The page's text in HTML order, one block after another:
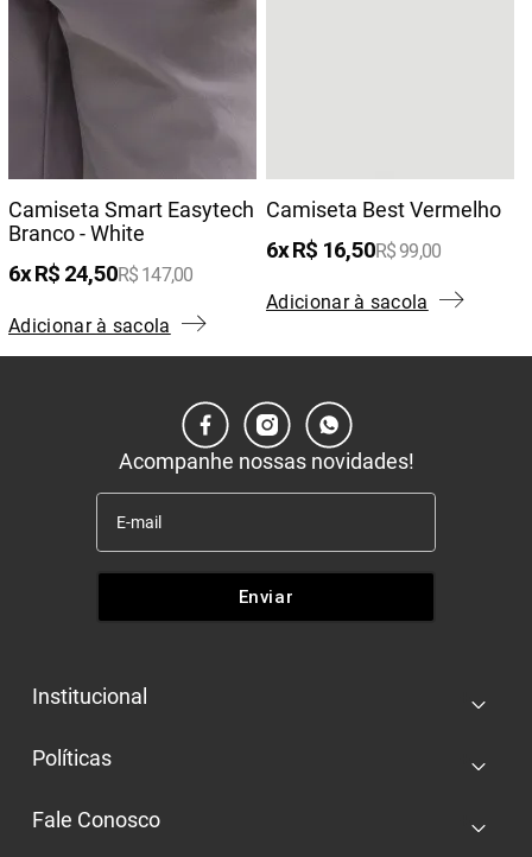
Camiseta Smart Easytech
Branco - White
6 R$ 24,50R$ 147,00
Adicionar à sacola
Camiseta Best Vermelho
6 R$ 16,50R$ 99,00
Adicionar à sacola
Acompanhe nossas novidades!
Enviar
Institucional
Trabalhe conosco
Políticas
Fale Conosco